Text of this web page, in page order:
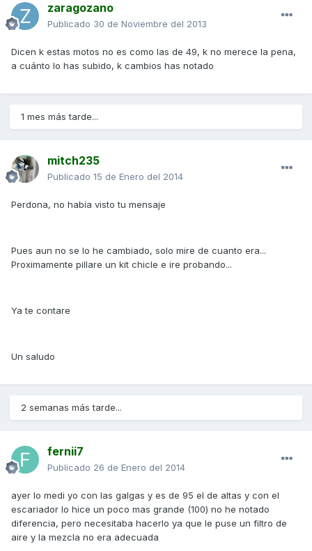
zaragozano
Publicado 30 de Noviembre del 2013
Dicen k estas motos no es como las de 49, k no merece la pena,
a cuánto lo has subido, k cambios has notado
1 mes más tarde...
mitch235
Publicado 15 de Enero del 2014
Perdona, no había visto tu mensaje
Pues aun no se lo he cambiado, solo mire de cuanto era...
Proximamente pillare un kit chicle e ire probando...
Ya te contare
Un saludo
2 semanas más tarde...
fernii7
Publicado 26 de Enero del 2014
ayer lo medi yo con las galgas y es de 95 el de altas y con el
escariador lo hice un poco mas grande (100) no he notado
diferencia, pero necesitaba hacerlo ya que le puse un filtro de
aire y la mezcla no era adecuada